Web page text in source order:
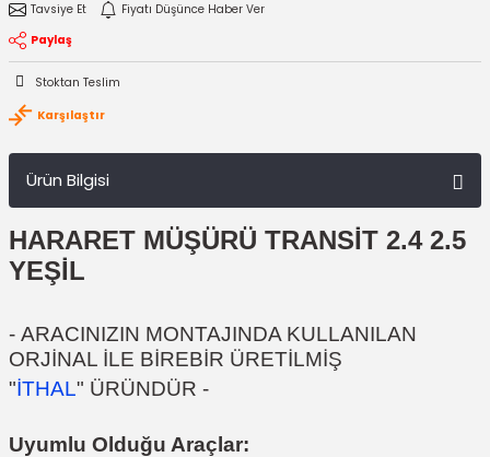
Tavsiye Et
Fiyatı Düşünce Haber Ver
Paylaş
Stoktan Teslim
Karşılaştır
Ürün Bilgisi
HARARET MÜŞÜRÜ TRANSİT 2.4 2.5
YEŞİL
- ARACINIZIN MONTAJINDA KULLANILAN
ORJİNAL İLE BİREBİR ÜRETİLMİŞ
"İTHAL" ÜRÜNDÜR -
Uyumlu Olduğu Araçlar: